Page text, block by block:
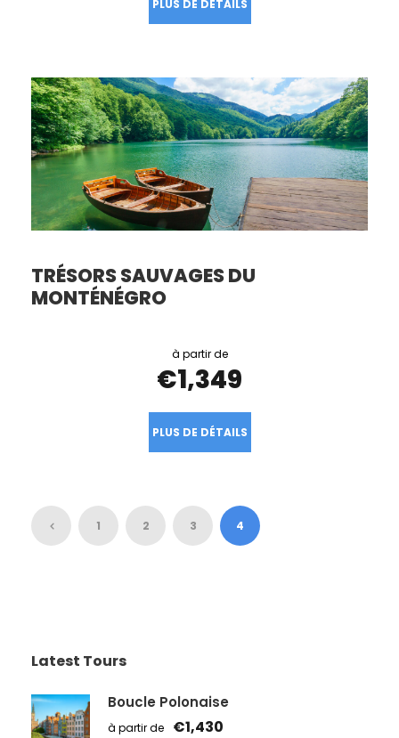
TRÉSORS SAUVAGES DU
MONTÉNÉGRO
€1,349
1 2 3 4
Latest Tours
Boucle Polonaise
€1,430